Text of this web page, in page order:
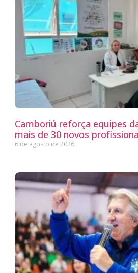
Camboriú reforça equipes
mais de 30 novos
6 de agosto de 2026